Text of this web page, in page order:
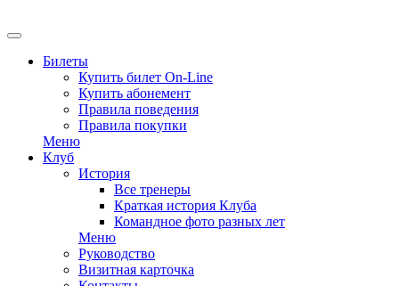
Билеты
Купить билет On-Line
Купить абонемент
Правила поведения
Правила покупки
Меню
Клуб
История
Все тренеры
Краткая история Клуба
Командное фото разных лет
Меню
Руководство
Визитная карточка